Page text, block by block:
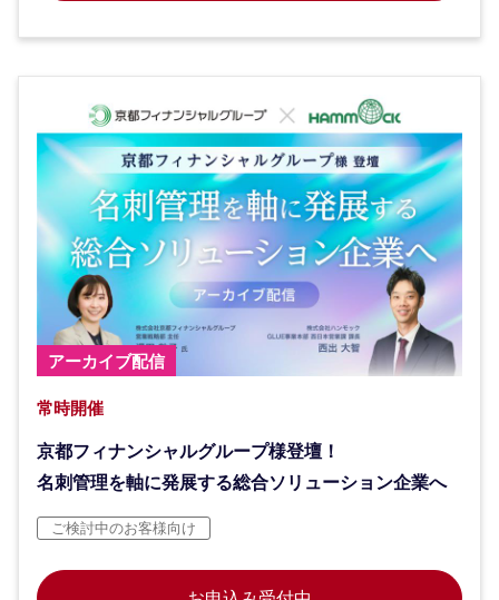
アーカイブ配信
常時開催
京都フィナンシャルグループ様登壇！
名刺管理を軸に発展する総合ソリューション企業へ
ご検討中のお客様向け